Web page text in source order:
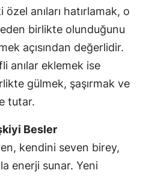
anıları hatırlamak, o
birlikte olunduğunu
açısından değerlidir.
anılar eklemek ise
gülmek, şaşırmak ve
tutar.
Besler
kendini seven birey,
enerji sunar. Yeni